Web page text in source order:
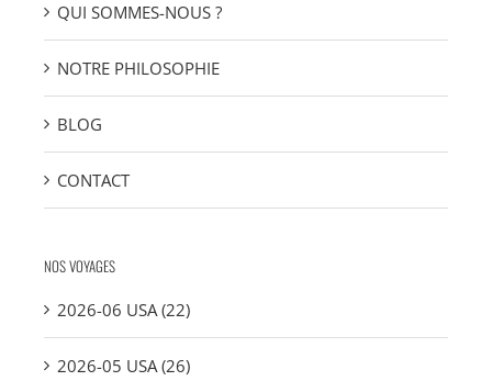
QUI SOMMES-NOUS ?
NOTRE PHILOSOPHIE
BLOG
CONTACT
NOS VOYAGES
2026-06 USA (22)
2026-05 USA (26)